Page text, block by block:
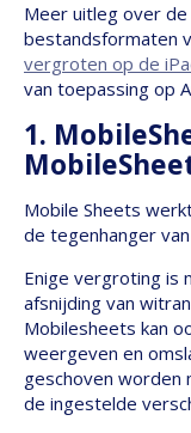
Meer uitleg over
bestandsformaten
vergroten op de
van toepassing op
1.
Mobile Sheets
de tegenhanger
Enige vergroting is
afsnijding van
Mobilesheets kan
weergeven en
geschoven worden
de ingestelde